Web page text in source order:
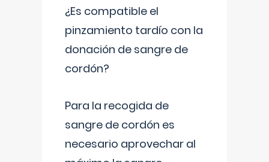
¿Es compatible el
pinzamiento tardío con la
donación de sangre de
cordón?
Para la recogida de
sangre de cordón es
necesario aprovechar al